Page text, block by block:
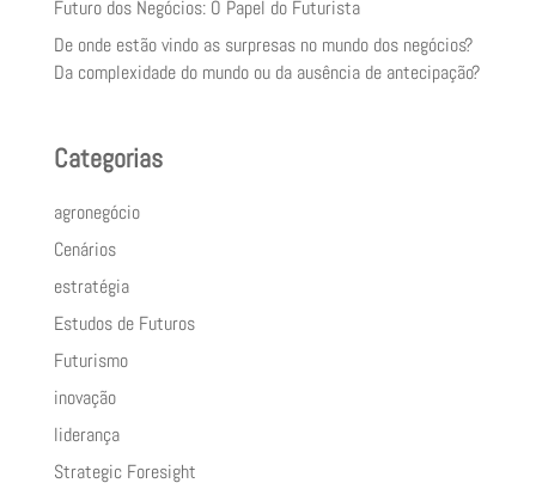
Futuro dos Negócios: O Papel do Futurista
De onde estão vindo as surpresas no mundo dos negócios?
Da complexidade do mundo ou da ausência de antecipação?
Categorias
agronegócio
Cenários
estratégia
Estudos de Futuros
Futurismo
inovação
liderança
Strategic Foresight